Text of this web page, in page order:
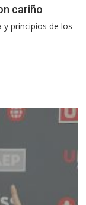
cariño
y principios de los